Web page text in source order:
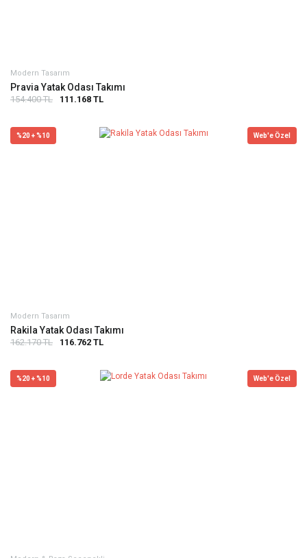
Modern Tasarım
Pravia Yatak Odası Takımı
154.400 TL 111.168 TL
%20 + %10 Web'e Özel
Modern Tasarım
Rakila Yatak Odası Takımı
162.170 TL 116.762 TL
%20 + %10 Web'e Özel